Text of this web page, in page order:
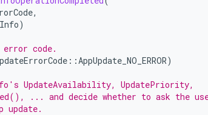
,
)
code.
::AppUpdate_NO_ERROR)
UpdateAvailability, UpdatePriority,
... and decide whether to ask the